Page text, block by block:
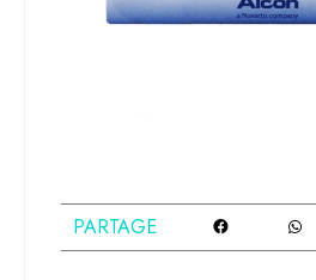
PARTAGE